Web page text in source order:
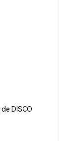
de DISCO